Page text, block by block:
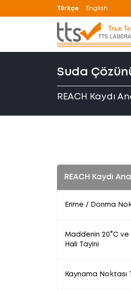
Türkçe English
Suda
REACH Kaydı
REACH Kaydı
Erime / Donma
Maddenin 20°C ve
Hali Tayini
Kaynama Noktası